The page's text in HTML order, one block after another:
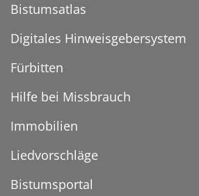
Bistumsatlas
Digitales Hinweisgebersystem
Fürbitten
Hilfe bei Missbrauch
Immobilien
Liedvorschläge
Bistumsportal